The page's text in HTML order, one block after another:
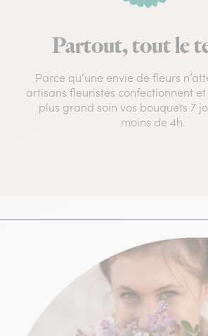
Partout, tout le
Parce qu’une envie de fleurs
artisans fleuristes confectionnent
plus grand soin vos bouquets 7
moins de 4h.